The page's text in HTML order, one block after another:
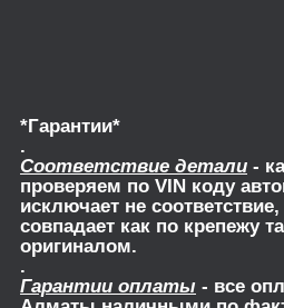
*Гарантии*
.
Соответствие детали -
проверяем по VIN коду
исключает не
совпадает как по крепежу
оригиналом.
.
Гарантии оплаты - все